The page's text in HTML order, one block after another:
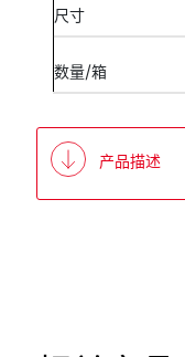
尺寸
数量/箱
产品描述